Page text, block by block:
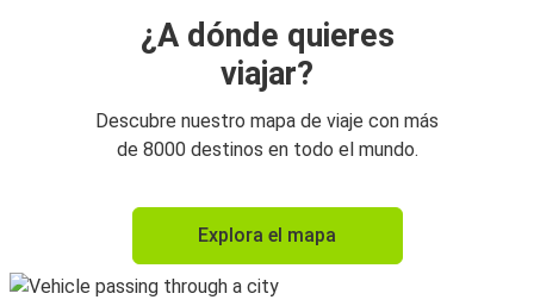
¿A dónde quieres
viajar?
Descubre nuestro mapa de viaje con más
de 8000 destinos en todo el mundo.
Explora el mapa